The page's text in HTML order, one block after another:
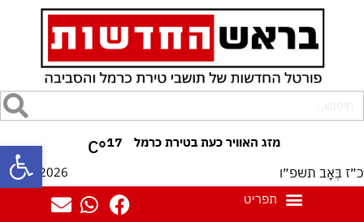
פתח 17
°C
כ״ז בְּאָב תשפ״ו 10/08/2026